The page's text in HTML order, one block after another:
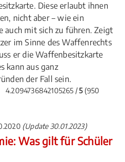
Diese erlaubt ihnen
nicht aber – wie ein
auch mit sich zu führen. Zeigt
im Sinne des Waffenrechts
er die Waffenbesitzkarte
kann aus ganz
der Fall sein.
4.2094736842105265 /5(950
(Update 30.01.2023)
Was gilt für Schüler